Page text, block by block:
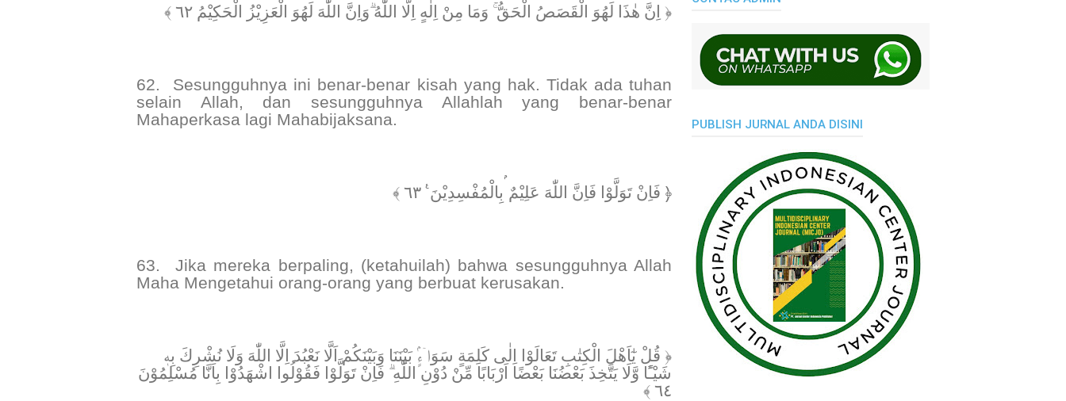
﴿ اِنَّ هٰذَا لَهُوَ الْقَصَصُ الْحَقُّ ۚ وَمَا مِنْ اِلٰهٍ اِلَّا اللّٰهُ ۗوَاِنَّ اللّٰهَ لَهُوَ الْعَزِيْزُ الْحَكِيْمُ ٦٢ ﴾
62.
Sesungguhnya ini benar-benar kisah yang hak. Tidak ada tuhan
selain Allah, dan sesungguhnya Allahlah yang benar-benar
Mahaperkasa lagi Mahabijaksana.
﴿ فَاِنْ تَوَلَّوْا فَاِنَّ اللّٰهَ عَلِيْمٌ ۢبِالْمُفْسِدِيْنَ ࣖ ٦٣ ﴾
63.
Jika mereka berpaling, (ketahuilah) bahwa sesungguhnya Allah
Maha Mengetahui orang-orang yang berbuat kerusakan.
﴿ قُلْ يٰٓاَهْلَ الْكِتٰبِ تَعَالَوْا اِلٰى كَلِمَةٍ سَوَاۤءٍۢ بَيْنَنَا وَبَيْنَكُمْ اَلَّا نَعْبُدَ اِلَّا اللّٰهَ وَلَا نُشْرِكَ بِهٖ
شَيْـًٔا وَّلَا يَتَّخِذَ بَعْضُنَا بَعْضًا اَرْبَابًا مِّنْ دُوْنِ اللّٰهِ ۗ فَاِنْ تَوَلَّوْا فَقُوْلُوا اشْهَدُوْا بِاَنَّا مُسْلِمُوْنَ
٦٤ ﴾
PUBLISH JURNAL ANDA DISINI